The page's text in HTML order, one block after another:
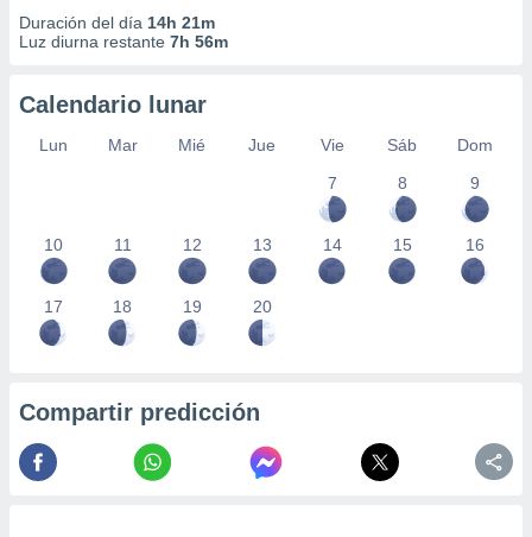
Duración del día 14h 21m
Luz diurna restante 7h 56m
Calendario lunar
Lun Mar Mié Jue Vie Sáb
Dom
7
8 9
10 11 12 13 14 15 16
17 18 19 20
Compartir predicción